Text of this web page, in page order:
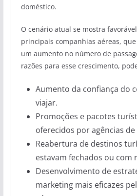
doméstico.
O cenário atual se mostra
principais companhias aéreas,
um aumento no número de
razões para esse crescimento,
Aumento da confiança do
viajar.
Promoções e pacotes
oferecidos por agências de
Reabertura de destinos
estavam fechados ou com
Desenvolvimento de
marketing mais eficazes